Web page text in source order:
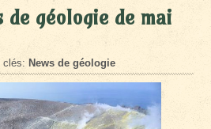
de géologie de mai
clés: News de géologie